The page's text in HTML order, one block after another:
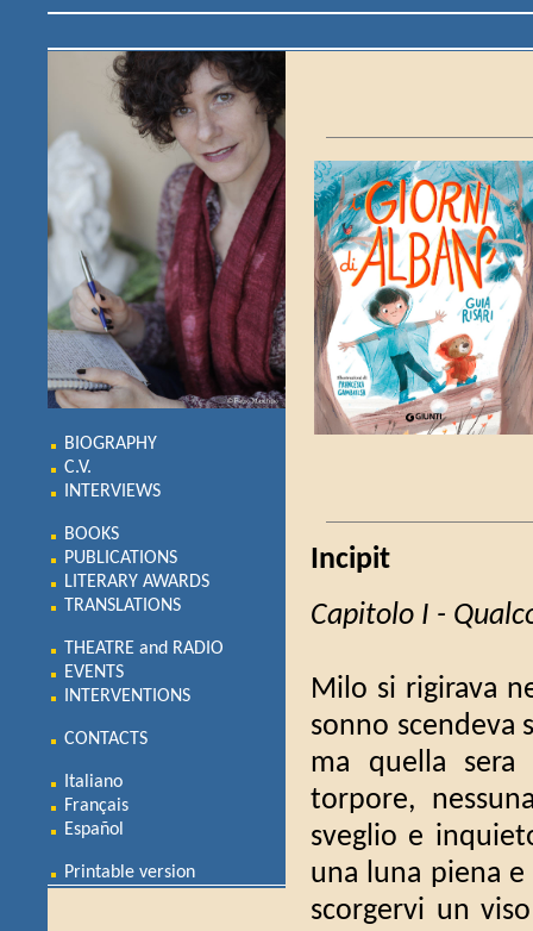
BIOGRAPHY
C.V.
INTERVIEWS
BOOKS
PUBLICATIONS
LITERARY AWARDS
TRANSLATIONS
THEATRE and RADIO
EVENTS
INTERVENTIONS
CONTACTS
Italiano
Français
Español
Printable version
Incipit
Capitolo I -
Milo si rigirava
sonno scendeva
ma quella sera
torpore,
sveglio e
una luna piena
scorgervi un